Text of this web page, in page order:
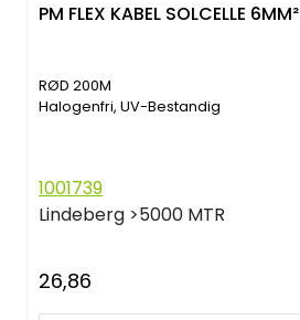
PM FLEX KABEL SOLCELLE 6MM²
RØD 200M
Halogenfri, UV-Bestandig
1001739
Lindeberg >5000 MTR
26,86